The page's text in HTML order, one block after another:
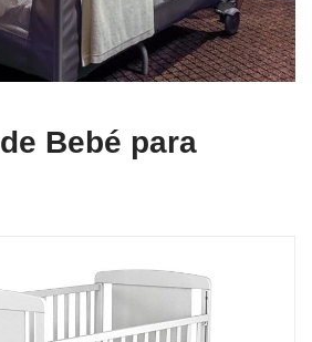
Bebé para